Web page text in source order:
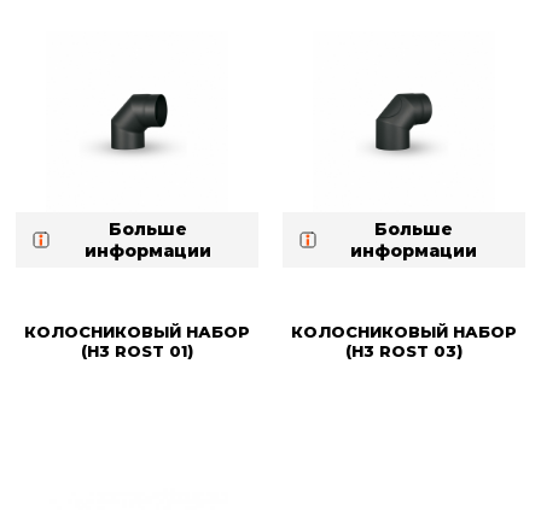
Больше
информации
Больше
информации
КОЛОСНИКОВЫЙ НАБОР
(H3 ROST 01)
КОЛОСНИКОВЫЙ НАБОР
(H3 ROST 03)